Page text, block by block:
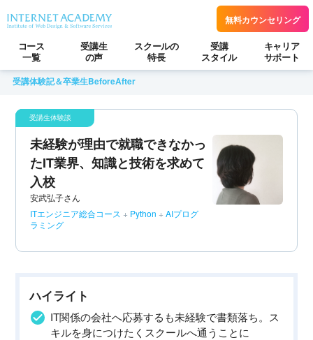
無料カウンセリング
コース
一覧
受講生
の声
スクールの
特長
受講
スタイル
キャリア
サポート
受講体験記＆卒業生BeforeAfter
未経験が理由で就職できなかっ
たIT業界、知識と技術を求めて
入校
安武弘子さん
ITエンジニア総合コース + Python +AIプログ
ラミング
ハイライト
IT関係の会社へ応募するも未経験で書類落ち。ス
キルを身につけたくスクールへ通うことに